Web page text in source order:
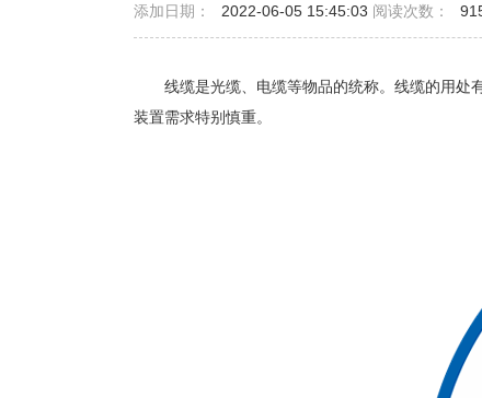
添加日期： 2022-06-05 15:45:03 阅读次数：
线缆是光缆、电缆等物品的统称。线缆的用处有
装置需求特别慎重。